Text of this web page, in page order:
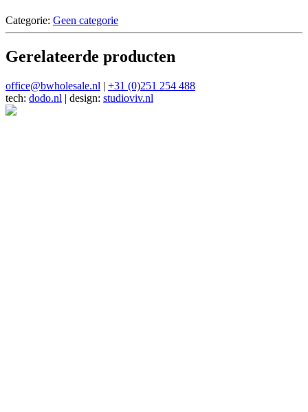
Categorie: Geen categorie
Gerelateerde producten
office@bwholesale.nl | +31 (0)251 254 488
tech: dodo.nl | design: studioviv.nl